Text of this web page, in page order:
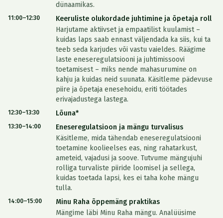
dünaamikas.
11:00–12:30
Keeruliste olukordade juhtimine ja õpetaja roll
Harjutame aktiivset ja empaatilist kuulamist –
kuidas laps saab ennast väljendada ka siis, kui ta
teeb seda karjudes või vastu vaieldes. Räägime
laste eneseregulatsiooni ja juhtimissoovi
toetamisest – miks nende mahasurumine on
kahju ja kuidas neid suunata. Käsitleme pädevuse
piire ja õpetaja enesehoidu, eriti töötades
erivajadustega lastega.
12:30–13:30 Lõuna*
13:30–14:00
Eneseregulatsioon ja mängu turvalisus
Käsitleme, mida tähendab eneseregulatsiooni
toetamine koolieelses eas, ning rahatarkust,
ameteid, vajadusi ja soove. Tutvume mängujuhi
rolliga turvaliste piiride loomisel ja sellega,
kuidas toetada lapsi, kes ei taha kohe mängu
tulla.
14:00–15:00
Minu Raha õppemäng praktikas
Mängime läbi Minu Raha mängu. Analüüsime